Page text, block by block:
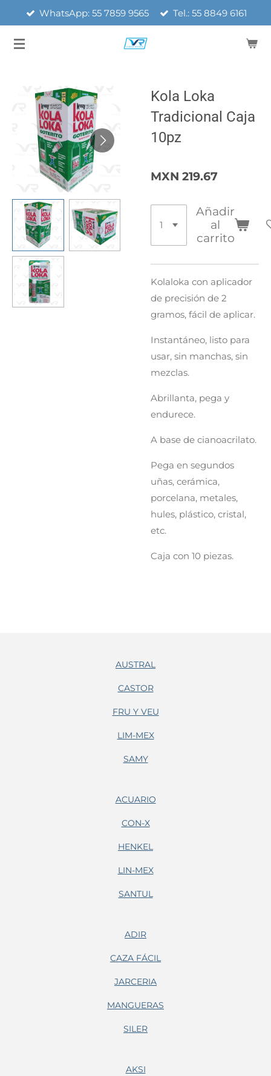
contenido
WhatsApp: 55 7859 9565 Tel.: 55 8849 6161
Kola Loka
Tradicional Caja
10pz
MXN 219.67
Añadir
al
carrito
Kolaloka con aplicador
de precisión de 2
gramos, fácil de aplicar.
Instantáneo, listo para
usar, sin manchas, sin
mezclas.
Abrillanta, pega y
endurece.
A base de cianoacrilato.
Pega en segundos
uñas, cerámica,
porcelana, metales,
hules, plástico, cristal,
etc.
Caja con 10 piezas.
AUSTRAL
CASTOR
FRU Y VEU
LIM-MEX
SAMY
ACUARIO
CON-X
HENKEL
LIN-MEX
SANTUL
ADIR
CAZA FÁCIL
JARCERIA
MANGUERAS
SILER
AKSI